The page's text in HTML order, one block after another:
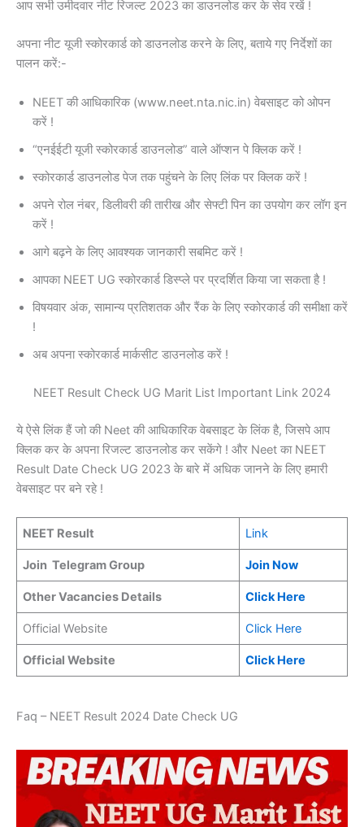
आप सभी उमीदवार नीट रिजल्ट 2023 का डाउनलोड कर के सेव रखें !
अपना नीट यूजी स्कोरकार्ड को डाउनलोड करने के लिए, बताये गए निर्देशों का
पालन करें:-
NEET की आधिकारिक (www.neet.nta.nic.in) वेबसाइट को ओपन
करें !
“एनईईटी यूजी स्कोरकार्ड डाउनलोड” वाले ऑप्शन पे क्लिक करें !
स्कोरकार्ड डाउनलोड पेज तक पहुंचने के लिए लिंक पर क्लिक करें !
अपने रोल नंबर, डिलीवरी की तारीख और सेफ्टी पिन का उपयोग कर लॉग इन
करें !
आगे बढ़ने के लिए आवश्यक जानकारी सबमिट करें !
आपका NEET UG स्कोरकार्ड डिस्प्ले पर प्रदर्शित किया जा सकता है !
विषयवार अंक, सामान्य प्रतिशतक और रैंक के लिए स्कोरकार्ड की समीक्षा करें
!
अब अपना स्कोरकार्ड मार्कसीट डाउनलोड करें !
NEET Result Check UG Marit List Important Link 2024
ये ऐसे लिंक हैं जो की Neet की आधिकारिक वेबसाइट के लिंक है, जिसपे आप
क्लिक कर के अपना रिजल्ट डाउनलोड कर सकेंगे ! और Neet का NEET
Result Date Check UG 2023 के बारे में अधिक जानने के लिए हमारी
वेबसाइट पर बने रहे !
NEET Result Link
Join Telegram Group Join Now
Other Vacancies Details Click Here
Official Website Click Here
Official Website Click Here
Faq – NEET Result 2024 Date Check UG